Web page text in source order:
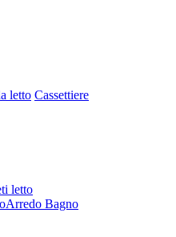
letto Cassettiere
letto
Arredo Bagno